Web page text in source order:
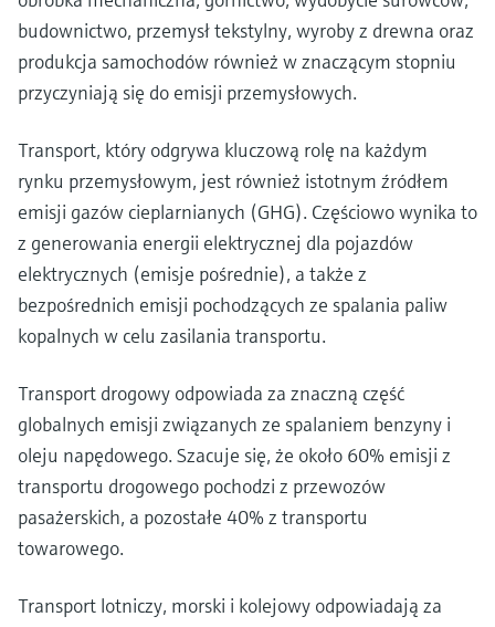
budownictwo, przemysł tekstylny, wyroby z drewna oraz
produkcja samochodów również w znaczącym stopniu
przyczyniają się do emisji przemysłowych.
Transport, który odgrywa kluczową rolę na każdym
rynku przemysłowym, jest również istotnym źródłem
emisji gazów cieplarnianych (GHG). Częściowo wynika to
z generowania energii elektrycznej dla pojazdów
elektrycznych (emisje pośrednie), a także z
bezpośrednich emisji pochodzących ze spalania paliw
kopalnych w celu zasilania transportu.
Transport drogowy odpowiada za znaczną część
globalnych emisji związanych ze spalaniem benzyny i
oleju napędowego. Szacuje się, że około 60% emisji z
transportu drogowego pochodzi z przewozów
pasażerskich, a pozostałe 40% z transportu
towarowego.
Transport lotniczy, morski i kolejowy odpowiadają za